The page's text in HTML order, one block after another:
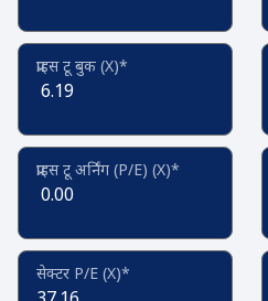
प्राइस टू बुक (X)*
6.19
प्राइस टू अर्निंग (P/E) (X)*
0.00
सेक्टर P/E (X)*